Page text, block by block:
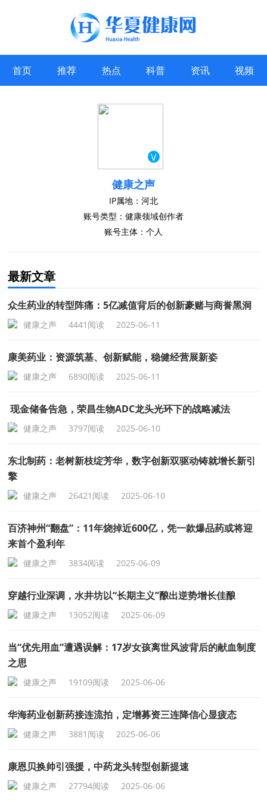
首页 推荐 热点 科普 资讯 视频
V
健康之声
IP属地：河北
账号类型：健康领域创作者
账号主体：个人
最新文章
众生药业的转型阵痛：5亿减值背后的创新豪赌与商誉黑洞
健康之声 4441阅读 2025-06-11
康美药业：资源筑基、创新赋能，稳健经营展新姿
健康之声 6890阅读 2025-06-11
现金储备告急，荣昌生物ADC龙头光环下的战略减法
健康之声 3797阅读 2025-06-10
东北制药：老树新枝绽芳华，数字创新双驱动铸就增长新引
擎
健康之声 26421阅读 2025-06-10
百济神州“翻盘”：11年烧掉近600亿，凭一款爆品药或将迎
来首个盈利年
健康之声 3834阅读 2025-06-09
穿越行业深调，水井坊以“长期主义”酿出逆势增长佳酿
健康之声 13052阅读 2025-06-09
当“优先用血”遭遇误解：17岁女孩离世风波背后的献血制度
之思
健康之声 19109阅读 2025-06-06
华海药业创新药接连流拍，定增募资三连降信心显疲态
健康之声 3881阅读 2025-06-06
康恩贝换帅引强援，中药龙头转型创新提速
健康之声 27794阅读 2025-06-06